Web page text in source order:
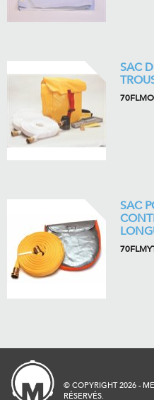
SAC
SAC
© COPYRIGHT 2026 -
RÉSERVÉS.